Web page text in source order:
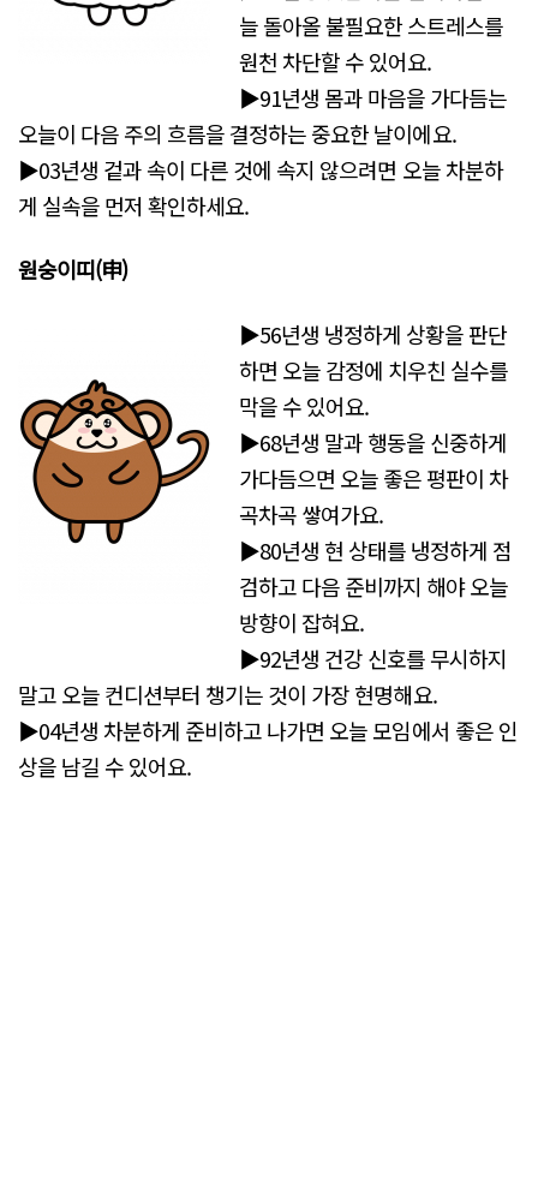
늘 돌아올 불필요한 스트레스를
원천 차단할 수 있어요.
▶91년생 몸과 마음을 가다듬는
오늘이 다음 주의 흐름을 결정하는 중요한 날이에요.
▶03년생 겉과 속이 다른 것에 속지 않으려면 오늘 차분하
게 실속을 먼저 확인하세요.
원숭이띠(申)
▶56년생 냉정하게 상황을 판단
하면 오늘 감정에 치우친 실수를
막을 수 있어요.
▶68년생 말과 행동을 신중하게
가다듬으면 오늘 좋은 평판이 차
곡차곡 쌓여가요.
▶80년생 현 상태를 냉정하게 점
검하고 다음 준비까지 해야 오늘
방향이 잡혀요.
▶92년생 건강 신호를 무시하지
말고 오늘 컨디션부터 챙기는 것이 가장 현명해요.
▶04년생 차분하게 준비하고 나가면 오늘 모임에서 좋은 인
상을 남길 수 있어요.